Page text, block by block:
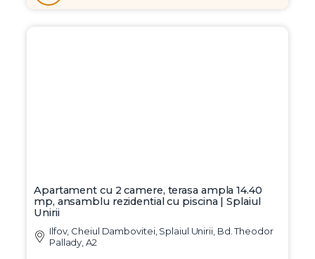
Apartament cu 2 camere, terasa ampla 14.40
mp, ansamblu rezidential cu piscina | Splaiul
Unirii
Ilfov, Cheiul Dambovitei, Splaiul Unirii, Bd. Theodor
Pallady, A2